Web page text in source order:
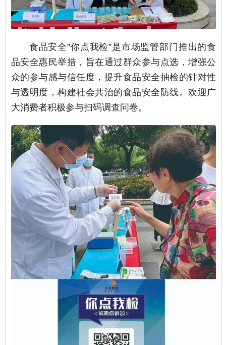
食品安全”你点我检”是市场监管部门推出的食
品安全惠民举措，旨在通过群众参与点选，增强公
众的参与感与信任度，提升食品安全抽检的针对性
与透明度，构建社会共治的食品安全防线。欢迎广
大消费者积极参与扫码调查问卷。